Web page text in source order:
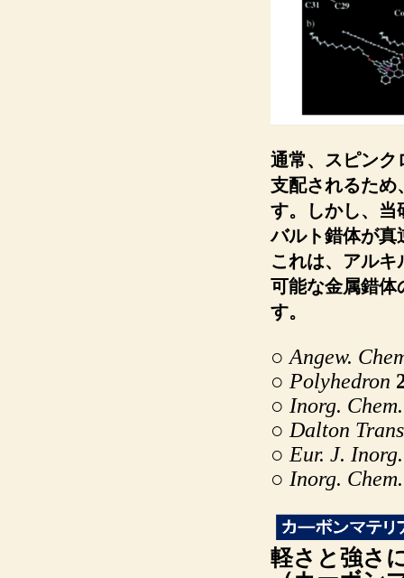
通常、スピンク
支配されるため
す。しかし、当
バルト錯体が真
これは、アル
可能な金属錯体
す。
○ Angew.
○ Polyhedron
○ Inorg. Chem.
○ Dalton
○ Eur. J.
○ Inorg. Chem.
軽さと強さ